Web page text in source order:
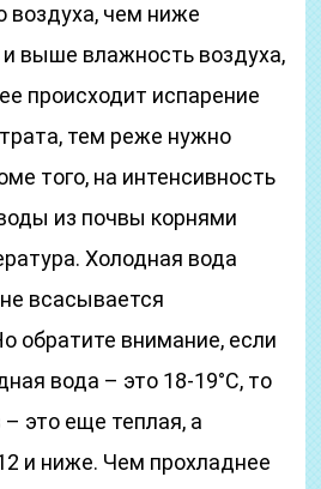
воздуха, чем ниже
выше влажность воздуха,
происходит испарение
тем реже нужно
того, на интенсивность
из почвы корнями
Холодная вода
всасывается
обратите внимание, если
вода – это 18-19°С, то
– это еще теплая, а
и ниже. Чем прохладнее